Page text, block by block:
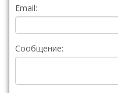
Email:
Сообщение: